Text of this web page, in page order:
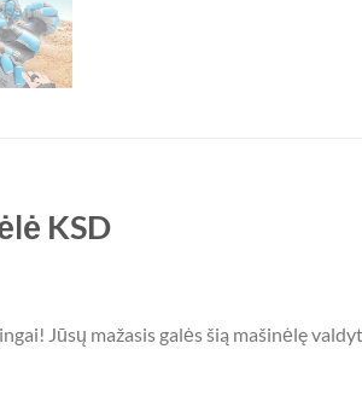
KSD
Jūsų mažasis galės šią mašinėlę